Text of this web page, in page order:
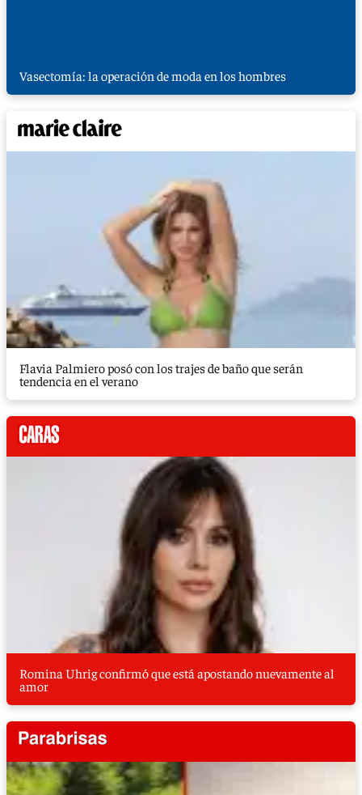
Vasectomía: la operación de moda en los hombres
Flavia Palmiero posó con los trajes de baño que serán
tendencia en el verano
Romina Uhrig confirmó que está apostando nuevamente al
amor